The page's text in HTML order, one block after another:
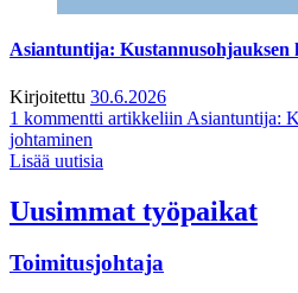
Asiantuntija: Kustannusohjauksen
Kirjoitettu 30.6.2026
1 kommentti artikkeliin Asiantuntija:
johtaminen
Lisää uutisia
Uusimmat työpaikat
Toimitusjohtaja